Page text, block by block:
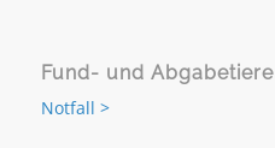
Fund- und Abgabetiere
Notfall >